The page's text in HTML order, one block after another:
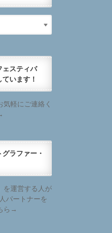
ェスティバ
います！
軽にご連絡く
ラファー・
を運営する人が
パートナーを
ら→